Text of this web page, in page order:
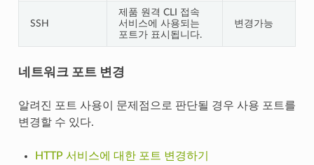
SSH
제품 원격 CLI 접속
서비스에 사용되는
포트가 표시됩니다.
변경가능
네트워크 포트 변경
알려진 포트 사용이 문제점으로 판단될 경우 사용 포트를
변경할 수 있다.
HTTP 서비스에 대한 포트 변경하기